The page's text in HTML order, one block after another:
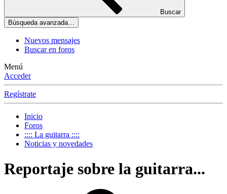
Buscar
Búsqueda avanzada…
Nuevos mensajes
Buscar en foros
Menú
Acceder
Regístrate
Inicio
Foros
:::: La guitarra ::::
Noticias y novedades
Reportaje sobre la guitarra...